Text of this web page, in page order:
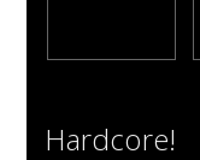
Hardcore!